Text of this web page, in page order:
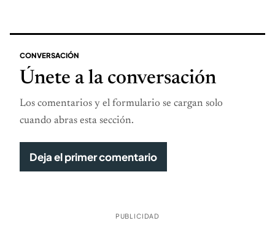
CONVERSACIÓN
Únete a la conversación
Los comentarios y el formulario se cargan solo
cuando abras esta sección.
Deja el primer comentario
PUBLICIDAD